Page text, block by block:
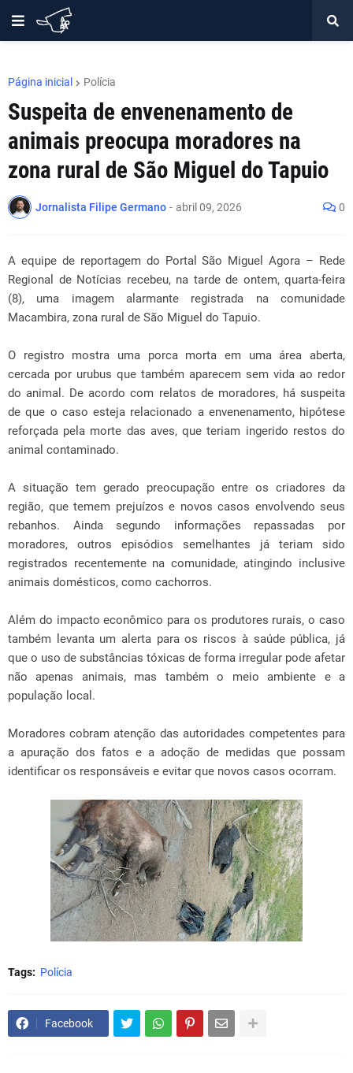
Página inicial Polícia
Suspeita de envenenamento de
animais preocupa moradores na
zona rural de São Miguel do Tapuio
Jornalista Filipe Germano - abril 09, 2026 0
A equipe de reportagem do Portal São Miguel Agora – Rede
Regional de Notícias recebeu, na tarde de ontem, quarta-feira
(8), uma imagem alarmante registrada na comunidade
Macambira, zona rural de São Miguel do Tapuio.
O registro mostra uma porca morta em uma área aberta,
cercada por urubus que também aparecem sem vida ao redor
do animal. De acordo com relatos de moradores, há suspeita
de que o caso esteja relacionado a envenenamento, hipótese
reforçada pela morte das aves, que teriam ingerido restos do
animal contaminado.
A situação tem gerado preocupação entre os criadores da
região, que temem prejuízos e novos casos envolvendo seus
rebanhos. Ainda segundo informações repassadas por
moradores, outros episódios semelhantes já teriam sido
registrados recentemente na comunidade, atingindo inclusive
animais domésticos, como cachorros.
Além do impacto econômico para os produtores rurais, o caso
também levanta um alerta para os riscos à saúde pública, já
que o uso de substâncias tóxicas de forma irregular pode afetar
não apenas animais, mas também o meio ambiente e a
população local.
Moradores cobram atenção das autoridades competentes para
a apuração dos fatos e a adoção de medidas que possam
identificar os responsáveis e evitar que novos casos ocorram.
Tags: Polícia
Facebook